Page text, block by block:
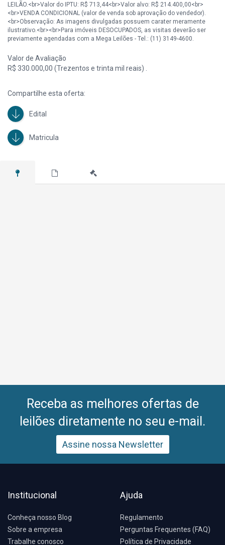
LEILÃO.<br>Valor do IPTU: R$ 713,44<br>Valor alvo: R$ 214.400,00<br>
<br>VENDA CONDICIONAL (valor de venda sob aprovação do vendedor).
<br>Observação: As imagens divulgadas possuem carater meramente
ilustrativo.<br><br>Para imóveis DESOCUPADOS, as visitas deverão ser
previamente agendadas com a Mega Leilões - Tel.: (11) 3149-4600.
Valor de Avaliação
R$ 330.000,00 (Trezentos e trinta mil reais) .
Compartilhe esta oferta:
Edital
Matricula
Receba as melhores ofertas de
leilões diretamente no seu e-mail.
Assine nossa Newsletter
Institucional
Conheça nosso Blog
Sobre a empresa
Trabalhe conosco
Ajuda
Regulamento
Perguntas Frequentes (FAQ)
Política de Privacidade